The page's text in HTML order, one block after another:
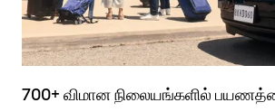
700+ விமான நிலையங்களில்